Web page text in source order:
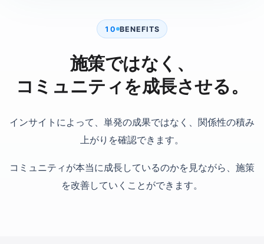
10 BENEFITS
施策ではなく、
コミュニティを成長させる。
インサイトによって、単発の成果ではなく、関係性の積み
上がりを確認できます。
コミュニティが本当に成長しているのかを見ながら、施策
を改善していくことができます。